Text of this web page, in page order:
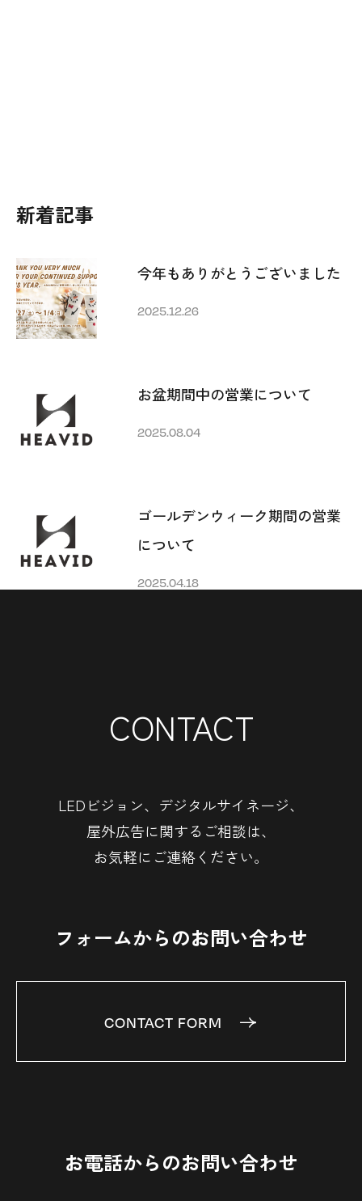
新着記事
今年もありがとうございました
2025.12.26
お盆期間中の営業について
2025.08.04
ゴールデンウィーク期間の営業
について
2025.04.18
CONTACT
LEDビジョン、デジタルサイネージ、
屋外広告に関するご相談は、
お気軽にご連絡ください。
フォームからのお問い合わせ
CONTACT FORM
お電話からのお問い合わせ